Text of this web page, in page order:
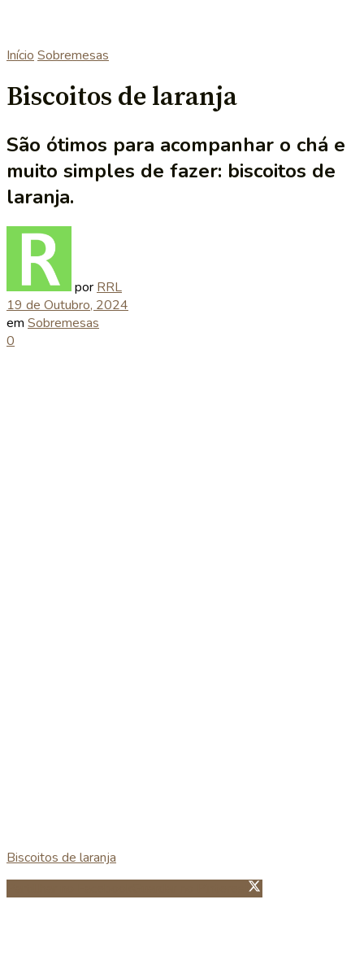
Início Sobremesas
Biscoitos de laranja
São ótimos para acompanhar o chá e
muito simples de fazer: biscoitos de
laranja.
por RRL
19 de Outubro, 2024
em Sobremesas
0
Biscoitos de laranja
Guardar no Pinterest